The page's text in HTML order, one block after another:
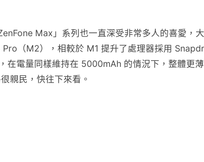
Max」系列也一直深受非常多人的喜愛，
（M2），相較於 M1 提升了處理器採用
在電量同樣維持在 5000mAh 的情況下，整體更
親民，快往下來看。